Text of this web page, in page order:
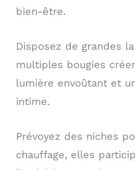
bien-être.
Disposez de grandes
multiples bougies
lumière envoûtant et
intime.
Prévoyez des niches
chauffage, elles